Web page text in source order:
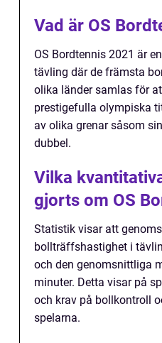
Vad är OS
OS Bordtennis 2021 är
tävling där de främsta
olika länder samlas för
prestigefulla olympiska
av olika grenar såsom
dubbel.
Vilka
gjorts om OS
Statistik visar att
bollträffshastighet i
och den genomsnittliga
minuter. Detta visar på
och krav på bollkontroll
spelarna.